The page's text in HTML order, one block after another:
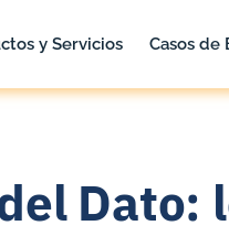
y Servicios Casos de